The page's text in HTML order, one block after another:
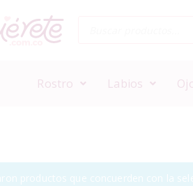
Rostro Labios
productos que concuerden con la